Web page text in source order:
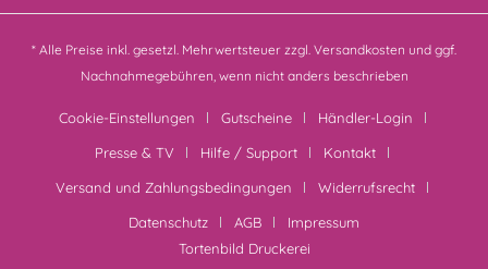
* Alle Preise inkl. gesetzl. Mehrwertsteuer zzgl. Versandkosten und ggf.
Nachnahmegebühren, wenn nicht anders beschrieben
Cookie-Einstellungen Gutscheine
Händler-Login
Presse & TV
Hilfe / Support
Kontakt
Versand und Zahlungsbedingungen
Widerrufsrecht
Datenschutz
AGB
Impressum
Tortenbild Druckerei